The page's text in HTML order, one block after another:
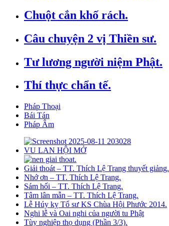
Chuột cắn khố rách.
Câu chuyện 2 vị Thiền sư.
Tư lương người niệm Phật.
Thí thực chẩn tế.
Pháp Thoại
Bái Tán
Pháp Âm
VU LAN HỘI MỞ
Giải thoát – TT. Thích Lệ Trang thuyết giảng.
Nhớ ơn – TT. Thích Lệ Trang.
Sám hối – TT. Thích Lệ Trang.
Tâm lân mẫn – TT. Thích Lệ Trang.
Lễ Húy kỵ Tổ sư KS Chùa Hội Phước 2014.
Nghi lễ và Oai nghi của người tu Phật
Tùy nghiệp thọ dụng (Phần 3/3).